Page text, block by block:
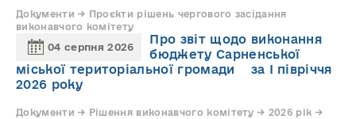
Документи → Проєкти рішень чергового засідання
виконавчого комітету
04 серпня 2026
Про звіт щодо виконання
бюджету Сарненської
міської територіальної громади за І півріччя
2026 року
Документи → Рішення виконавчого комітету → 2026 рік →